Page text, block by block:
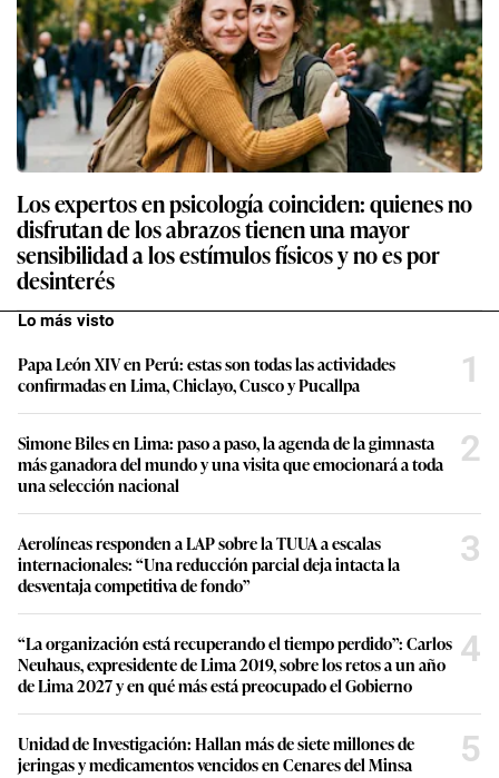
Los expertos en psicología coinciden: quienes no
disfrutan de los abrazos tienen una mayor
sensibilidad a los estímulos físicos y no es por
desinterés
Lo más visto
Papa León XIV en Perú: estas son todas las actividades
confirmadas en Lima, Chiclayo, Cusco y Pucallpa
1
Simone Biles en Lima: paso a paso, la agenda de la gimnasta
más ganadora del mundo y una visita que emocionará a toda
una selección nacional
2
Aerolíneas responden a LAP sobre la TUUA a escalas
internacionales: “Una reducción parcial deja intacta la
desventaja competitiva de fondo”
3
“La organización está recuperando el tiempo perdido”: Carlos
Neuhaus, expresidente de Lima 2019, sobre los retos a un año
de Lima 2027 y en qué más está preocupado el Gobierno
4
Unidad de Investigación: Hallan más de siete millones de
jeringas y medicamentos vencidos en Cenares del Minsa
5